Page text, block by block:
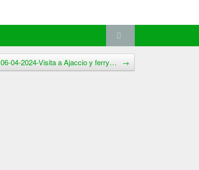
06-04-2024-Visita a Ajaccio y ferry… →